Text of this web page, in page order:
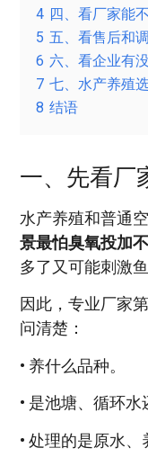
4 四、看厂家能
5 五、看售后和
6 六、看企业有
7 七、水产养殖
8 结语
一、先看厂
水产养殖和普通
景最怕臭氧投加
多了又可能刺激
因此，专业厂家
问清楚：
• 养什么品种。
• 是池塘、循环水
• 处理的是原水、